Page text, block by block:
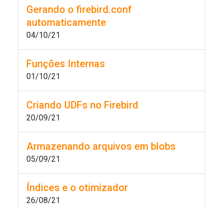
Gerando o firebird.conf
automaticamente
04/10/21
Funções Internas
01/10/21
Criando UDFs no Firebird
20/09/21
Armazenando arquivos em blobs
05/09/21
Índices e o otimizador
26/08/21